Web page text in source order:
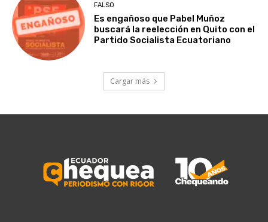
FALSO
Es engañoso que Pabel Muñoz
buscará la reelección en Quito con el
Partido Socialista Ecuatoriano
Cargar más